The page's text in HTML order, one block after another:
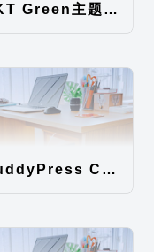
SKT Green主题汉化包
BuddyPress Colours主题汉化包